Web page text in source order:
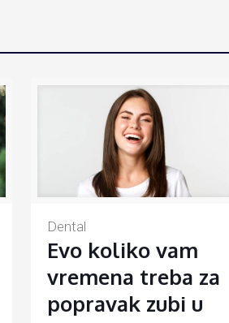
Dental
Evo koliko vam
vremena treba za
popravak zubi u